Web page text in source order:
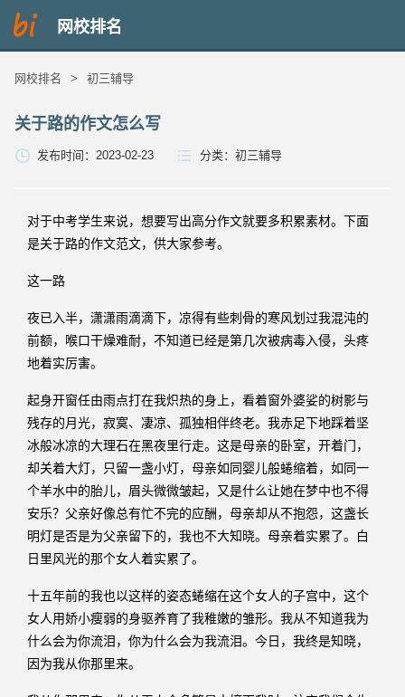
网校排名
网校排名 > 初三辅导
关于路的作文怎么写
发布时间：2023-02-23 分类： 初三辅导
对于中考学生来说，想要写出高分作文就要多积累素材。下面
是关于路的作文范文，供大家参考。
这一路
夜已入半，潇潇雨滴滴下，凉得有些刺骨的寒风划过我混沌的
前额，喉口干燥难耐，不知道已经是第几次被病毒入侵，头疼
地着实厉害。
起身开窗任由雨点打在我炽热的身上，看着窗外婆娑的树影与
残存的月光，寂寞、凄凉、孤独相伴终老。我赤足下地踩着坚
冰般冰凉的大理石在黑夜里行走。这是母亲的卧室，开着门，
却关着大灯，只留一盏小灯，母亲如同婴儿般蜷缩着，如同一
个羊水中的胎儿，眉头微微皱起，又是什么让她在梦中也不得
安乐？父亲好像总有忙不完的应酬，母亲却从不抱怨，这盏长
明灯是否是为父亲留下的，我也不大知晓。母亲着实累了。白
日里风光的那个女人着实累了。
十五年前的我也以这样的姿态蜷缩在这个女人的子宫中，这个
女人用娇小瘦弱的身驱养育了我稚嫩的雏形。我从不知道我为
什么会为你流泪，你为什么会为我流泪。今日，我终是知晓，
因为我从你那里来。